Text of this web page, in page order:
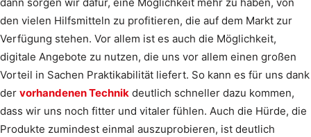
den vielen Hilfsmitteln zu profitieren, die auf dem Markt zur
Verfügung stehen. Vor allem ist es auch die Möglichkeit,
digitale Angebote zu nutzen, die uns vor allem einen großen
Vorteil in Sachen Praktikabilität liefert. So kann es für uns dank
der vorhandenen Technik deutlich schneller dazu kommen,
dass wir uns noch fitter und vitaler fühlen. Auch die Hürde, die
Produkte zumindest einmal auszuprobieren, ist deutlich